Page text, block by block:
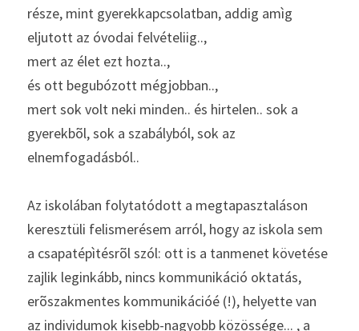
része, mint gyerekkapcsolatban, addig amìg
eljutott az óvodai felvételiig..,
mert az élet ezt hozta..,
és ott begubózott mégjobban..,
mert sok volt neki minden.. és hirtelen.. sok a
gyerekbõl, sok a szabályból, sok az
elnemfogadásból..
Az iskolában folytatódott a megtapasztaláson
keresztüli felismerésem arról, hogy az iskola sem
a csapatépìtésrõl szól: ott is a tanmenet követése
zajlik leginkább, nincs kommunikáció oktatás,
erõszakmentes kommunikációé (!), helyette van
az individumok kisebb-nagyobb közössége... , a